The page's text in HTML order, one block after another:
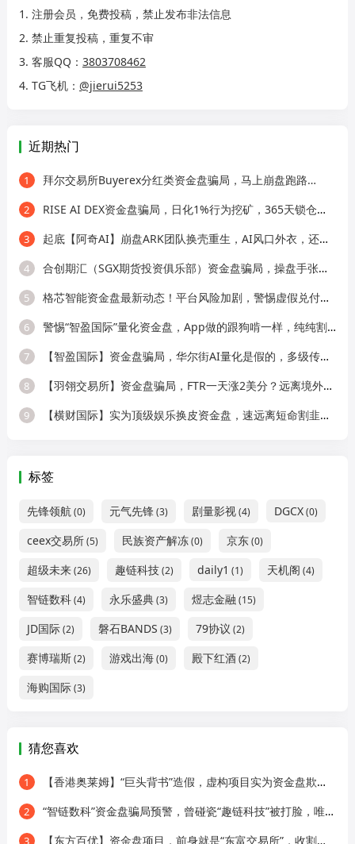
1. 注册会员，免费投稿，禁止发布非法信息
2. 禁止重复投稿，重复不审
3. 客服QQ： 3803708462
4. TG飞机： @jierui5253
近期热门
1 拜尔交易所Buyerex分红类资金盘骗局，马上崩盘跑路…
2 RISE AI DEX资金盘骗局，日化1%行为挖矿，365天锁仓，纯庞氏骗局
3 起底【阿奇AI】崩盘ARK团队换壳重生，AI风口外衣，还是老牌分销套路！
4 合创期汇（SGX期货投资俱乐部）资金盘骗局，操盘手张奕多次收割山东会员，看
5 格芯智能资金盘最新动态！平台风险加剧，警惕虚假兑付二次诈骗！
6 警惕“智盈国际”量化资金盘，App做的跟狗啃一样，纯纯割韭菜！
7 【智盈国际】资金盘骗局，华尔街AI量化是假的，多级传销圈钱是真的！
8 【羽翎交易所】资金盘骗局，FTR一天涨2美分？远离境外园区杀猪盘！
9 【横财国际】实为顶级娱乐换皮资金盘，速远离短命割韭菜盘！
标签
先锋领航(0) 元气先锋(3) 剧量影视(4) DGCX(0)
ceex交易所(5) 民族资产解冻(0) 京东(0)
超级未来(26) 趣链科技(2) daily1 (1) 天机阁 (4)
智链数科(4) 永乐盛典(3) 煜志金融 (15)
JD国际(2) 磐石BANDS (3) 79协议 (2)
赛博瑞斯(2) 游戏出海(0) 殿下红酒(2)
海购国际(3)
猜您喜欢
1 【香港奥莱姆】“巨头背书”造假，虚构项目实为资金盘欺诈！
2 “智链数科”资金盘骗局预警，曾碰瓷“趣链科技”被打脸，唯遗原班人马操盘！
3 【东方百优】资金盘项目，前身就是“东富交易所”，收割套路换汤不换药！